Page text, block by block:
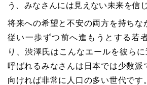
う、みなさんには見えない未来を信
将来への希望と不安の両方を持ちな
従い一歩ずつ前へ進もうとする若
り、渋澤氏はこんなエールを彼らに
呼ばれるみなさんは日本では少数派
向ければ非常に人口の多い世代です